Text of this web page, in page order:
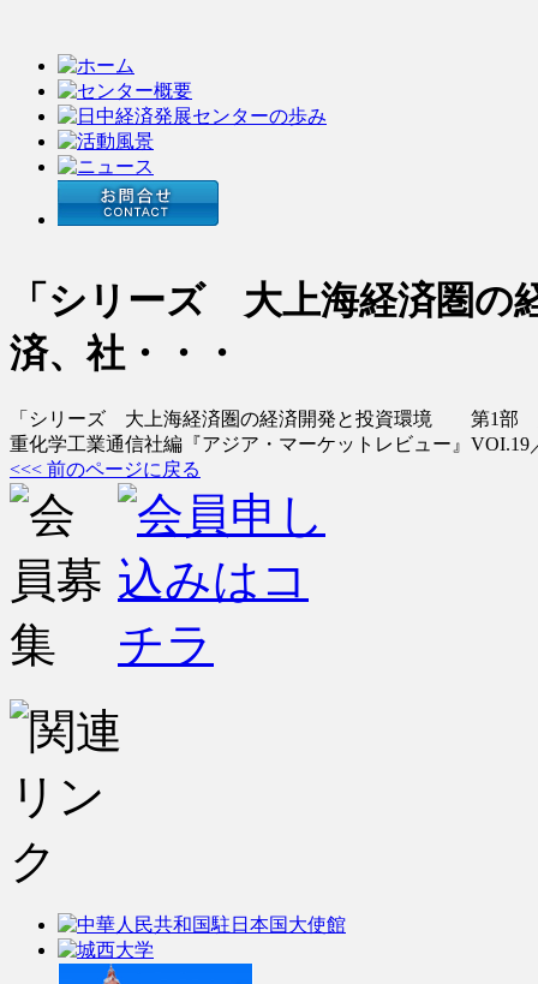
「シリーズ 大上海経済圏
済、社・・・
「シリーズ 大上海経済圏の経済開発と投資環境 第1部
重化学工業通信社編『アジア・マーケットレビュー』 VOI.19
<<< 前のページに戻る